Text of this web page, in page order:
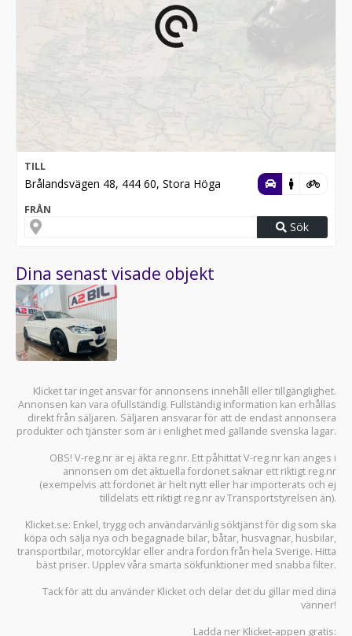
TILL
Brålandsvägen 48, 444 60, Stora Höga
FRÅN
Sök
Dina senast visade objekt
Klicket tar inget ansvar för annonsens innehåll eller tillgänglighet.
Annonsen kan vara ofullständig. Fullständig information kan erhållas
direkt från säljaren. Säljaren ansvarar för att de endast annonsera
produkter och tjänster som är i enlighet med gällande svenska lagar.
OBS! V-reg.nr är ej äkta reg.nr. Ett påhittat V-reg.nr kan anges i
annonsen om det aktuella fordonet saknar ett riktigt reg.nr
(exempelvis att fordonet är helt nytt eller har importerats och ej
tilldelats ett riktigt reg.nr av Transportstyrelsen än).
Klicket.se: Enkel, trygg och användarvänlig söktjänst för dig som ska
köpa och sälja nya och begagnade bilar, båtar, husvagnar, husbilar,
transportbilar, motorcyklar eller andra fordon från hela Sverige. Hitta
bäst priser. Upplev våra smarta sökfunktioner med snabba filter.
Tack för att du använder Klicket och delar det du gillar med dina
vänner!
Ladda ner Klicket-appen gratis: